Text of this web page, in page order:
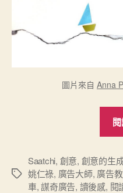
圖片來自 Anna
標
Saatchi, 創意, 創意的生
姚仁祿, 廣告大師, 廣告
車,謀奇廣告, 讀後感, 閱